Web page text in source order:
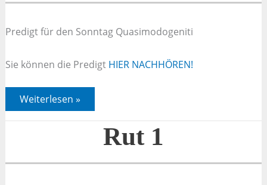
Predigt für den Sonntag Quasimodogeniti
Sie können die Predigt HIER NACHHÖREN!
1.
Mose
32,23-
Weiterlesen »
Rut 1